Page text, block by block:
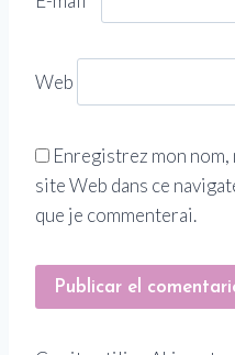
Web
Enregistrez mon
site Web dans ce
que je commenterai.